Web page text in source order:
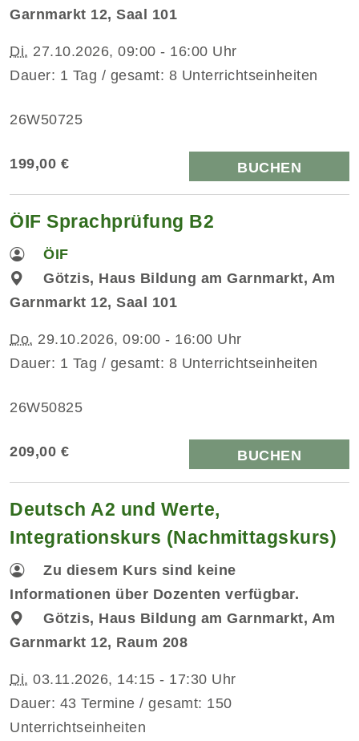
Garnmarkt 12, Saal 101
Di. 27.10.2026, 09:00 - 16:00 Uhr
Dauer: 1 Tag / gesamt: 8 Unterrichtseinheiten
26W50725
199,00 € BUCHEN
ÖIF Sprachprüfung B2
ÖIF
Götzis, Haus Bildung am Garnmarkt, Am
Garnmarkt 12, Saal 101
Do. 29.10.2026, 09:00 - 16:00 Uhr
Dauer: 1 Tag / gesamt: 8 Unterrichtseinheiten
26W50825
209,00 € BUCHEN
Deutsch A2 und Werte,
Integrationskurs (Nachmittagskurs)
Zu diesem Kurs sind keine
Informationen über Dozenten verfügbar.
Götzis, Haus Bildung am Garnmarkt, Am
Garnmarkt 12, Raum 208
Di. 03.11.2026, 14:15 - 17:30 Uhr
Dauer: 43 Termine / gesamt: 150
Unterrichtseinheiten